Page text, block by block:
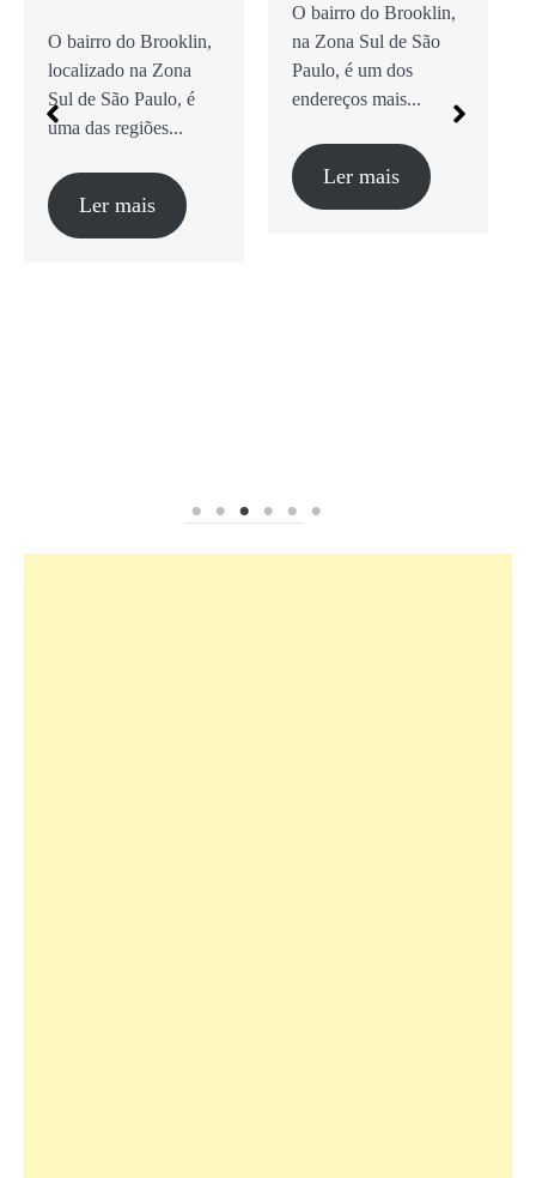
O bairro do Brooklin,
localizado na Zona
Sul de São Paulo, é
uma das regiões...
Ler mais
O bairro do Brooklin,
na Zona Sul de São
Paulo, é um dos
endereços mais...
Ler mais